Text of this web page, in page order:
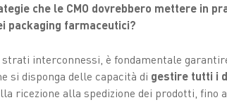
che le CMO dovrebbero mettere in
packaging farmaceutici?
strati interconnessi, è fondamentale
si disponga delle capacità di gestire tutti i
ricezione alla spedizione dei prodotti, fino